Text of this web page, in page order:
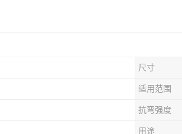
尺寸
适用范围
抗弯强度
用途